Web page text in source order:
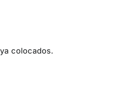
colocados.